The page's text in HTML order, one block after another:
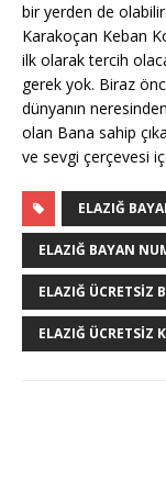
bir yerden de
Karakoçan Keban
ilk olarak tercih
gerek yok. Biraz
dünyanın
olan Bana sahip
ve sevgi çerçevesi
ELAZIĞ
ELAZIĞ BAYAN
ELAZIĞ ÜCRETSIZ
ELAZIĞ ÜCRETSIZ